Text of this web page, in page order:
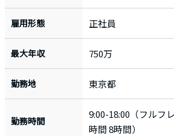
雇用形態 正社員
最大年収 750万
勤務地 東京都
勤務時間
9:00-18:00（フルフ
時間 8時間）